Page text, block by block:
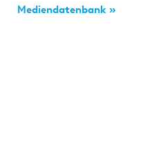
Mediendatenbank »